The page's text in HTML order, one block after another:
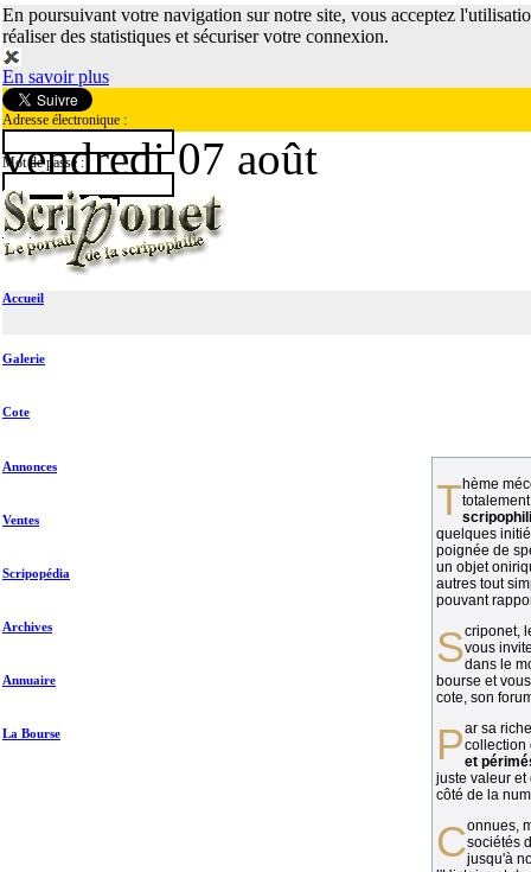
En poursuivant votre navigation sur notre site, vous acceptez
réaliser des statistiques et sécuriser votre connexion.
En savoir plus
Adresse électronique :
Mot de passe :
vendredi 07 août
Accueil
Galerie
Cote
Annonces
Ventes
Scripopédia
Archives
Annuaire
La Bourse
Thème méconnu des collectionneurs et
quelques
poignée de
un objet
autres tout
pouvant
vous
dans le
bourse et
cote, son
Par sa richesse et sa diversité, lacollection
et
juste valeur et
côté de la
Connues, méconnues, ou inconnues, lessociétés
jusqu'à